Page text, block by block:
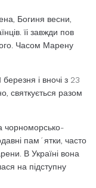
Богиня весни,
їі завжди пов
Часом Марену
і вночі з 23
святкується разом
чорноморсько-
пам´ятки, часто
В Україні вона
на підступну